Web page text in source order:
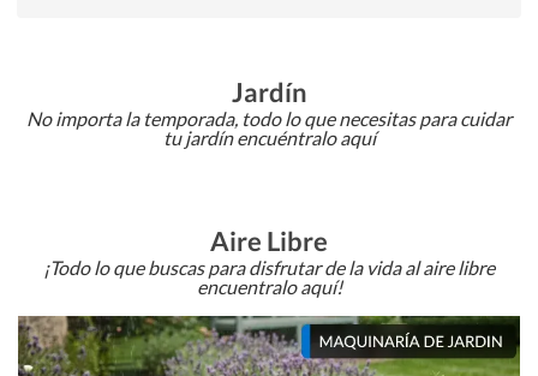
Jardín
No importa la temporada, todo lo que necesitas para cuidar
tu jardín encuéntralo aquí
Aire Libre
¡Todo lo que buscas para disfrutar de la vida al aire libre
encuentralo aquí!